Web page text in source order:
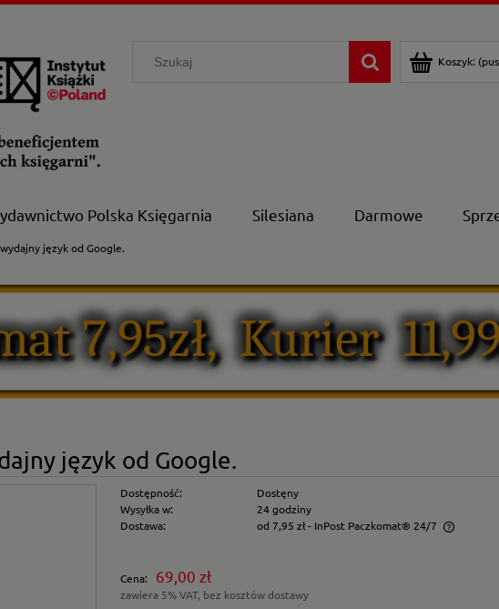
Koszyk:
Polska Księgarnia Silesiana Darmowe
język od Google.
język od Google.
Dostępność:
Dostęny
Wysyłka w:
24 godziny
Dostawa:
od 7,95 zł- InPost Paczkomat® 24/7
płatności
Cena: 69,00 zł
zawiera 5% VAT, bez kosztów dostawy